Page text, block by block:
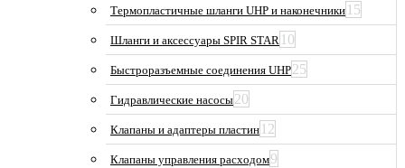
Термопластичные шланги UHP и наконечники 15
Шланги и аксессуары SPIR STAR 10
Быстроразъемные соединения UHP25
Гидравлические насосы20
Клапаны и адаптеры пластин 12
Клапаны управления расходом9